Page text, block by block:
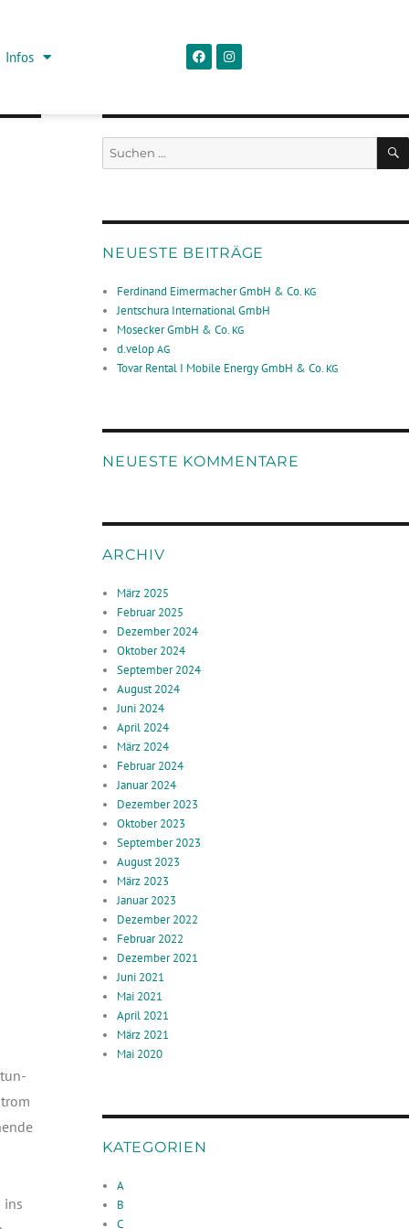
Infos
ins
NEUESTE BEITRÄGE
Ferdinand Eimermacher GmbH & Co. KG
Jentschura International GmbH
Mosecker GmbH & Co. KG
d.velopAG
Tovar Rental I Mobile Energy GmbH & Co. KG
NEUESTE KOMMENTARE
ARCHIV
März 2025
Februar 2025
Dezember 2024
Oktober 2024
September 2024
August 2024
Juni 2024
April 2024
März 2024
Februar 2024
Januar 2024
Dezember 2023
Oktober 2023
September 2023
August 2023
März 2023
Januar 2023
Dezember 2022
Februar 2022
Dezember 2021
Juni 2021
Mai 2021
April 2021
März 2021
Mai 2020
KATEGORIEN
A
B
C